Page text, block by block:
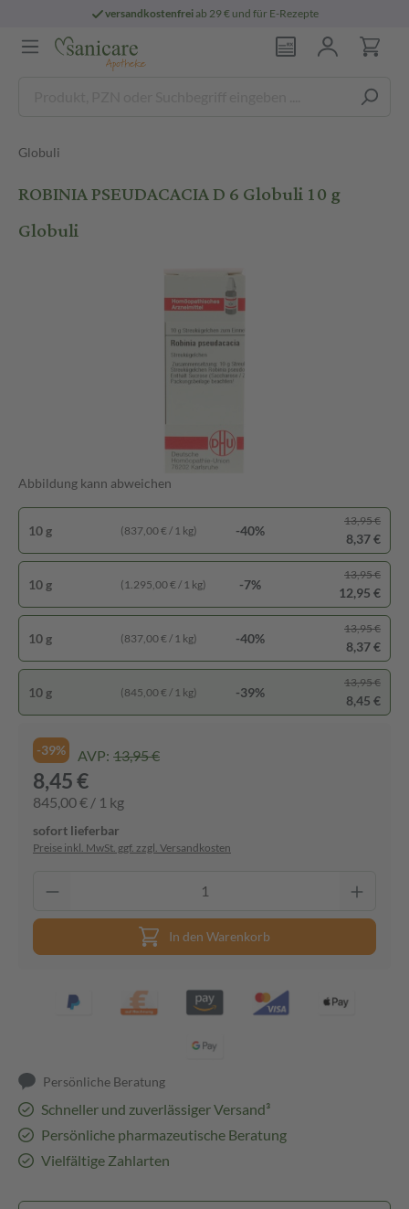
versandkostenfreiab 29 € und für E-Rezepte
Globuli
ROBINIA PSEUDACACIA D 6 Globuli 10 g
Globuli
Abbildung kann abweichen
10 g (837,00 € / 1 kg) -40%
13,95 €
8,37 €
10 g (1.295,00 € / 1 kg) -7%
13,95 €
12,95 €
10 g (837,00 € / 1 kg) -40%
13,95 €
8,37 €
10 g (845,00 € / 1 kg) -39%
13,95 €
8,45 €
-39% AVP: 13,95 €
8,45 €
845,00 € / 1 kg
sofort lieferbar
Preise inkl. MwSt. ggf. zzgl. Versandkosten
In den Warenkorb
Persönliche Beratung
Schneller und zuverlässiger Versand³
Persönliche pharmazeutische Beratung
Vielfältige Zahlarten